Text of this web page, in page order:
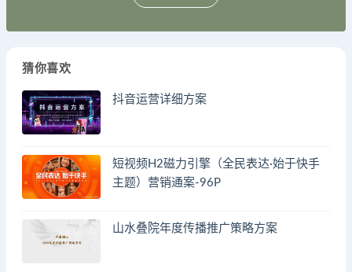
猜你喜欢
抖音运营详细方案
短视频H2磁力引擎（全民表达·始于快手
主题）营销通案-96P
山水叠院年度传播推广策略方案